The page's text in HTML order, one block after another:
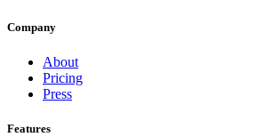
Company
About
Pricing
Press
Features